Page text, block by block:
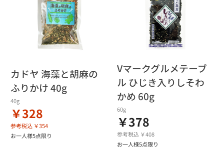
カドヤ 海藻と胡麻の
ふりかけ 40g
40g
￥328
参考税込 ￥354
お一人様5点限り
Vマークグルメテーブ
ル ひじき入りしそわ
かめ 60g
60g
￥378
参考税込 ￥408
お一人様5点限り